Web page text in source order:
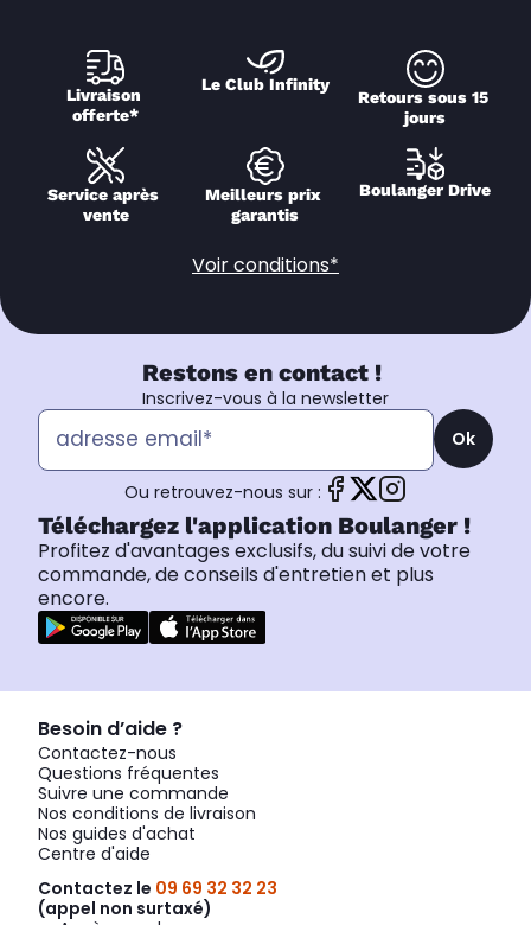
Livraison
offerte*
Le Club Infinity
Retours sous 15
jours
Service après
vente
Meilleurs prix
garantis
Boulanger Drive
Voir conditions*
Restons en contact !
Inscrivez-vous à la newsletter
Ok
Ou retrouvez-nous sur :
Téléchargez l'application Boulanger !
Profitez d'avantages exclusifs, du suivi de votre
commande, de conseils d'entretien et plus
encore.
Besoin d’aide ?
Contactez-nous
Questions fréquentes
Suivre une commande
Nos conditions de livraison
Nos guides d'achat
Centre d'aide
Contactez le 09 69 32 32 23
(appel non surtaxé)